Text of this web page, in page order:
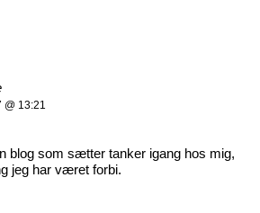
13:21
blog som sætter tanker igang hos mig,
jeg har været forbi.